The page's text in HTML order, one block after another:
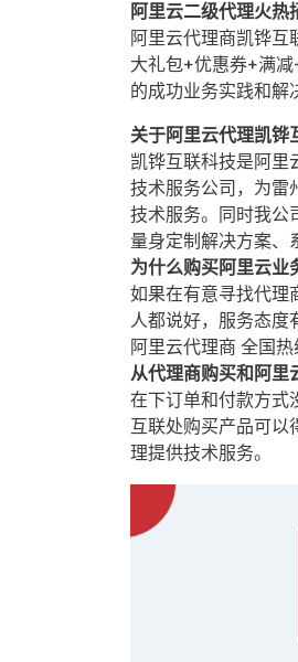
阿里云二级代理火热
阿里云代理商凯铧互
大礼包+优惠券+满
的成功业务实践和解
关于阿里云代理凯铧
凯铧互联科技是阿里
技术服务公司，为雷
技术服务。同时我公
量身定制解决方案、
为什么购买阿里云业
如果在有意寻找代理
人都说好，服务态度
阿里云代理商 全国
从代理商购买和阿里
在下订单和付款方式
互联处购买产品可以
理提供技术服务。